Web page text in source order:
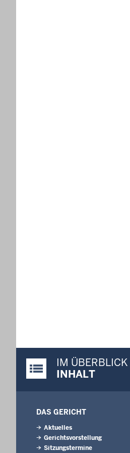
Justiz-Portal im Überblick:
IM ÜBERBLICK
INHALT
DAS GERICHT
Aktuelles
Gerichtsvorstellung
Sitzungstermine